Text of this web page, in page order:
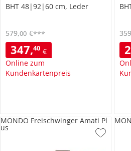
BHT 48|92|60 cm, Leder
347,40 €
Online zum
Kundenkartenpreis
579,00 €*** 359
MONDO Freischwinger Amati Pl
us